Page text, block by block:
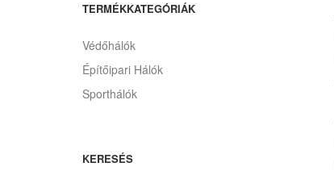
TERMÉKKATEGÓRIÁK
Védőhálók
Építőipari Hálók
Sporthálók
KERESÉS